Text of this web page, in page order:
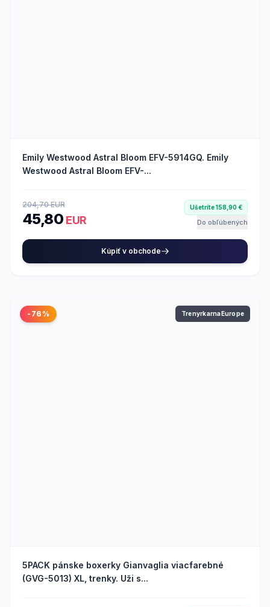
Emily Westwood Astral Bloom EFV-5914GQ. Emily
Westwood Astral Bloom EFV-...
204,70 EUR
45,80 EUR
Ušetríte 158,90 €
Do obľúbených
Kúpiť v obchode
-76% TrenyrkarnaEurope
5PACK pánske boxerky Gianvaglia viacfarebné
(GVG-5013) XL, trenky. Uži s...